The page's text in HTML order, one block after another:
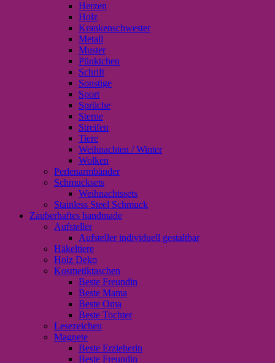
Herzen
Holz
Krankenschwester
Metall
Muster
Pünktchen
Schrift
Sonstige
Sport
Sprüche
Sterne
Streifen
Tiere
Weihnachten / Winter
Wolken
Perlenarmbänder
Schmucksets
Weihnachtssets
Stainless Steel Schmuck
Zauberhaftes handmade
Aufsteller
Aufsteller individuell gestaltbar
Häkeltiere
Holz Deko
Kosmetiktaschen
Beste Freundin
Beste Mama
Beste Oma
Beste Tochter
Lesezeichen
Magnete
Beste Erzieherin
Beste Freundin